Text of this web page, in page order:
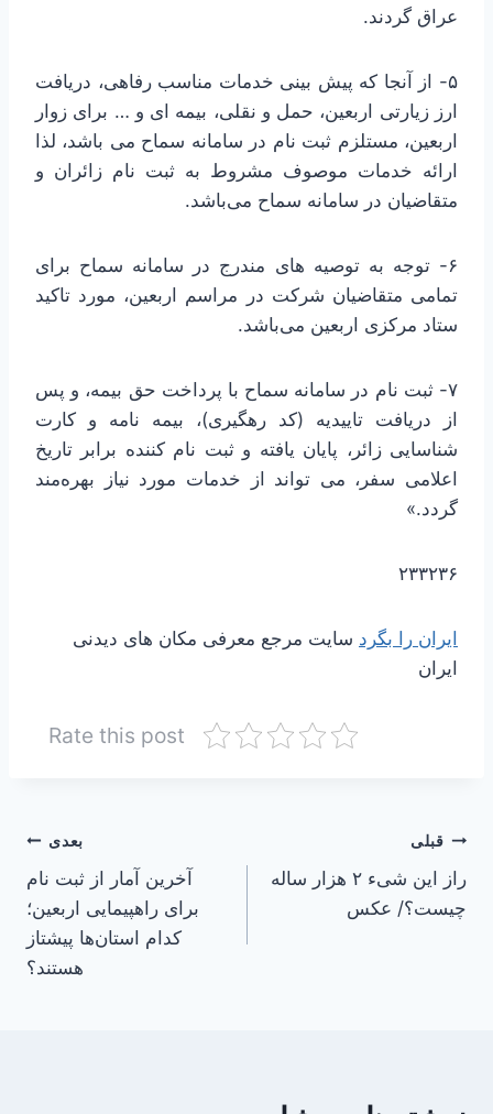
عراق گردند.
۵- از آنجا که پیش بینی خدمات مناسب رفاهی، دریافت
ارز زیارتی اربعین، حمل و نقلی، بیمه ای و … برای زوار
اربعین، مستلزم ثبت نام در سامانه سماح می باشد، لذا
ارائه خدمات موصوف مشروط به ثبت نام زائران و
متقاضیان در سامانه سماح می‌باشد.
۶- توجه به توصیه های مندرج در سامانه سماح برای
تمامی متقاضیان شرکت در مراسم اربعین، مورد تاکید
ستاد مرکزی اربعین می‌باشد.
۷- ثبت نام در سامانه سماح با پرداخت حق بیمه، و پس
از دریافت تاییدیه (کد رهگیری)، بیمه نامه و کارت
شناسایی زائر، پایان یافته و ثبت نام کننده برابر تاریخ
اعلامی سفر، می تواند از خدمات مورد نیاز بهره‌مند
گردد.»
۲۳۳۲۳۶
ایران را بگرد سایت مرجع معرفی مکان های دیدنی
ایران
Rate this post
راهبری
نوشته
قبلی
راز این شیء ۲ هزار ساله
چیست؟/ عکس
بعدی
آخرین آمار از ثبت نام
برای راهپیمایی اربعین؛
کدام استان‌ها پیشتاز
هستند؟